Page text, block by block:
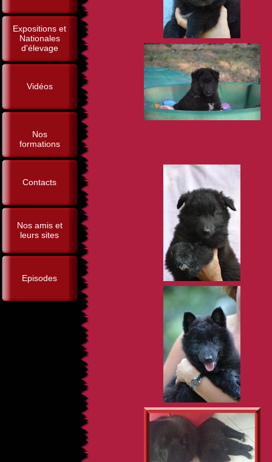
Expositions et
Nationales
d'élevage
Vidéos
Nos
formations
Contacts
Nos amis et
leurs sites
Episodes